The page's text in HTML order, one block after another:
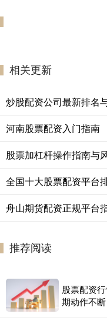
相关更新
炒股配资公司最新排名
河南股票配资入门指南
股票加杠杆操作指南与
全国十大股票配资平台
舟山期货配资正规平台
推荐阅读
股票配资
期动作不